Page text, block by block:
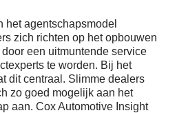
het agentschapsmodel
zich richten op het opbouwen
een uitmuntende service
te worden. Bij het
dit centraal. Slimme dealers
zo goed mogelijk aan het
aan. Cox Automotive Insight